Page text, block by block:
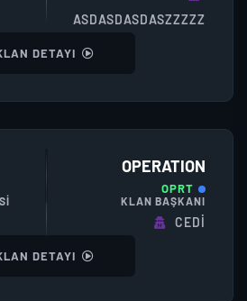
ASDASDASDASZZZZZ
DETAYI
OPERATION
OPRT
KLAN BAŞKANI
CEDİ
DETAYI